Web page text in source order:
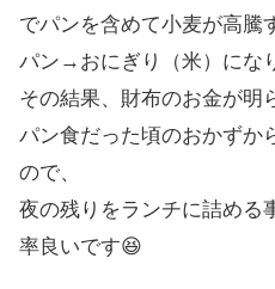
でパンを含めて小麦が高騰
パン→おにぎり（米）にな
その結果、財布のお金が明
パン食だった頃のおかずか
ので、
夜の残りをランチに詰める
率良いです😆